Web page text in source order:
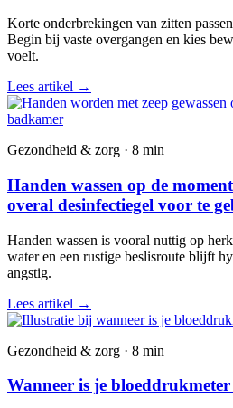
Korte onderbrekingen van zitten
Begin bij vaste overgangen en kies
voelt.
Lees artikel →
Gezondheid & zorg · 8 min
Handen wassen op de
overal desinfectiegel voor te
Handen wassen is vooral nuttig op
water en een rustige beslisroute blijft
angstig.
Lees artikel →
Gezondheid & zorg · 8 min
Wanneer is je